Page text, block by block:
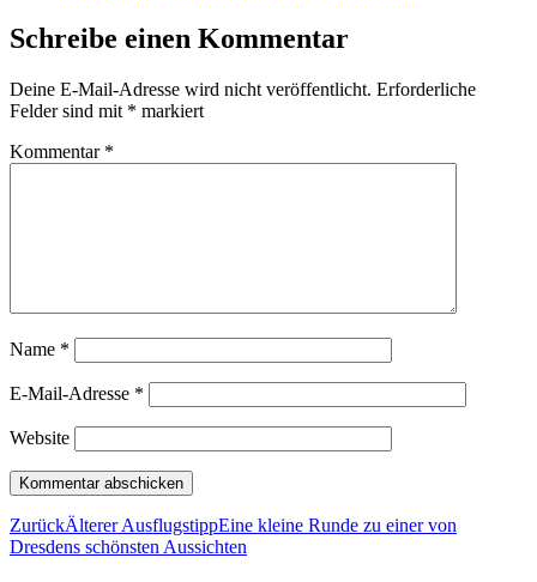
Schreibe einen Kommentar
Deine E-Mail-Adresse wird nicht veröffentlicht. Erforderliche
Felder sind mit * markiert
Kommentar *
Name *
E-Mail-Adresse *
Website
ZurückÄlterer AusflugstippEine kleine Runde zu einer von
Dresdens schönsten Aussichten